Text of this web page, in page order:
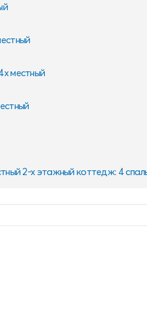
местный
2-х этажный коттедж: 4